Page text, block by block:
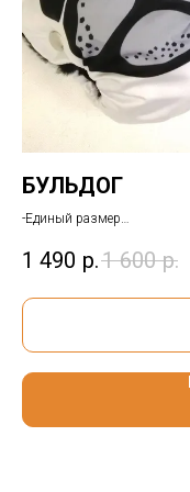
БУЛЬДОГ
-Единый размер
-Доставка или самовывоз
1 490 р.1 600 р.